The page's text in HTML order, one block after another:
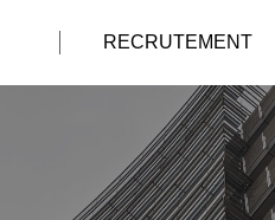
RECRUTEMENT